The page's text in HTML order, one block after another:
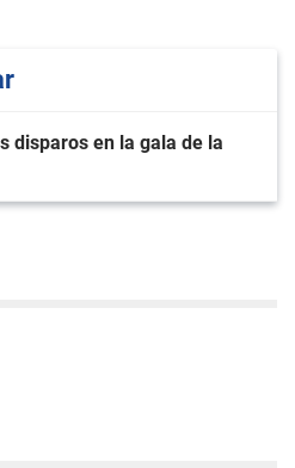
disparos en la gala de la